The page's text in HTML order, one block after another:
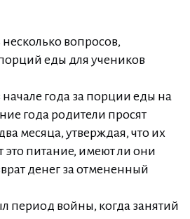
вопросов,
еды для учеников
начале года за порции еды на
года родители просят
месяца, утверждая, что их
это питание, имеют ли они
денег за отмененный
период войны, когда занятий